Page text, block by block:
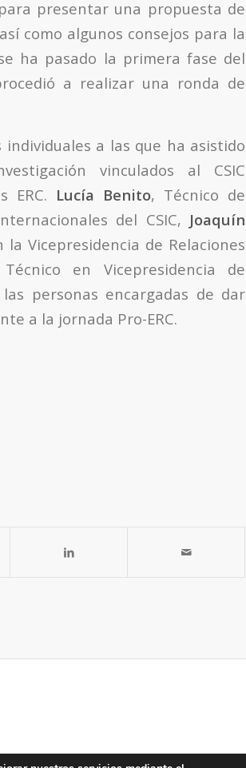
presentar una propuesta de
como algunos consejos para la
ha pasado la primera fase del
a realizar una ronda de
a las que ha asistido
vinculados al CSIC
ERC. Lucía Benito, Técnico de
del CSIC, Joaquín
Vicepresidencia de Relaciones
en Vicepresidencia de
personas encargadas de dar
a la jornada Pro-ERC.